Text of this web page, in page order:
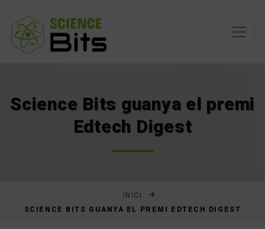
Science Bits guanya el premi
Edtech Digest
INICI
SCIENCE BITS GUANYA EL PREMI EDTECH DIGEST